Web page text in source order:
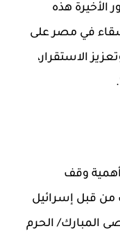
هذه
في مصر على
الاستقرار،
وقف
من قبل إسرائيل
المبارك/ الحرم